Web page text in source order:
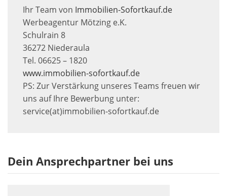
Ihr Team von Immobilien-Sofortkauf.de
Werbeagentur Mötzing e.K.
Schulrain 8
36272 Niederaula
Tel. 06625 – 1820
www.immobilien-sofortkauf.de
PS: Zur Verstärkung unseres Teams freuen wir
uns auf Ihre Bewerbung unter:
service(at)immobilien-sofortkauf.de
Dein Ansprechpartner bei uns